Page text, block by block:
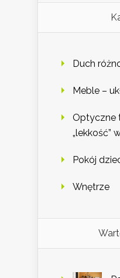
Duch
Meble –
Optyczne
„lekkość”
Pokój
Wnętrze